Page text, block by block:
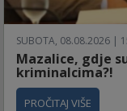
SUBOTA, 08.08.2026 |
Mazalice, gdje
kriminalcima?!
PROČITAJ VIŠE